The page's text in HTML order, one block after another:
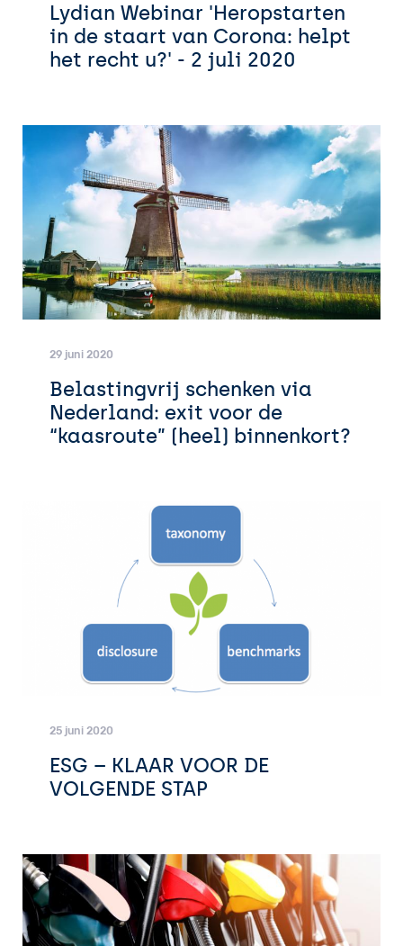
Lydian Webinar 'Heropstarten
in de staart van Corona: helpt
het recht u?' - 2 juli 2020
29 juni 2020
Belastingvrij schenken via
Nederland: exit voor de
“kaasroute” (heel) binnenkort?
25 juni 2020
ESG – KLAAR VOOR DE
VOLGENDE STAP